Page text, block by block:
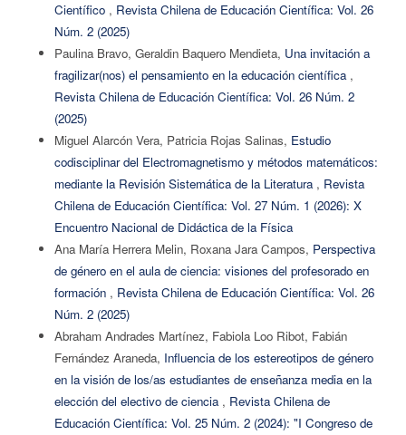
Científico , Revista Chilena de Educación Científica: Vol. 26
Núm. 2 (2025)
Paulina Bravo, Geraldin Baquero Mendieta, Una invitación a
fragilizar(nos) el pensamiento en la educación científica ,
Revista Chilena de Educación Científica: Vol. 26 Núm. 2
(2025)
Miguel Alarcón Vera, Patricia Rojas Salinas, Estudio
codisciplinar del Electromagnetismo y métodos matemáticos:
mediante la Revisión Sistemática de la Literatura , Revista
Chilena de Educación Científica: Vol. 27 Núm. 1 (2026): X
Encuentro Nacional de Didáctica de la Física
Ana María Herrera Melin, Roxana Jara Campos, Perspectiva
de género en el aula de ciencia: visiones del profesorado en
formación , Revista Chilena de Educación Científica: Vol. 26
Núm. 2 (2025)
Abraham Andrades Martínez, Fabiola Loo Ribot, Fabián
Fernández Araneda, Influencia de los estereotipos de género
en la visión de los/as estudiantes de enseñanza media en la
elección del electivo de ciencia , Revista Chilena de
Educación Científica: Vol. 25 Núm. 2 (2024): "I Congreso de